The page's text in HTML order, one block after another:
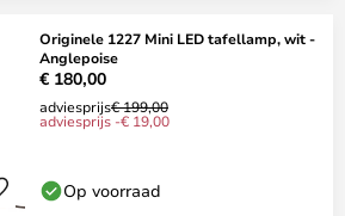
Originele 1227 Mini LED tafellamp, wit -
Anglepoise
€ 180,00
adviesprijs€ 199,00
adviesprijs -€ 19,00
Op voorraad